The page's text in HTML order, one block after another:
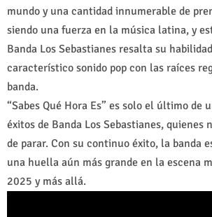
mundo y una cantidad innumerable de
siendo una fuerza en la música latina, y
Banda Los Sebastianes resalta su
característico sonido pop con las raíces
banda.
“Sabes Qué Hora Es” es solo el último de
éxitos de Banda Los Sebastianes, quienes
de parar. Con su continuo éxito, la banda
una huella aún más grande en la escena
2025 y más allá.